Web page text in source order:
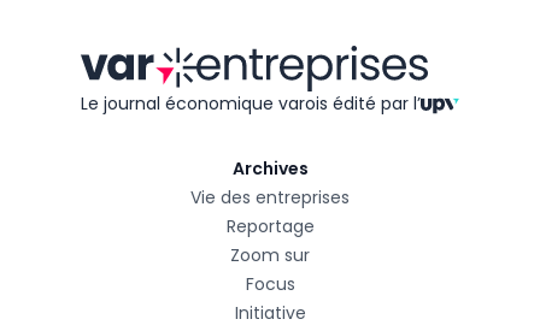
Le journal économique varois édité par l’
Archives
Vie des entreprises
Reportage
Zoom sur
Focus
Initiative